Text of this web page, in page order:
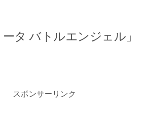
タ バトルエンジェル」
スポンサーリンク